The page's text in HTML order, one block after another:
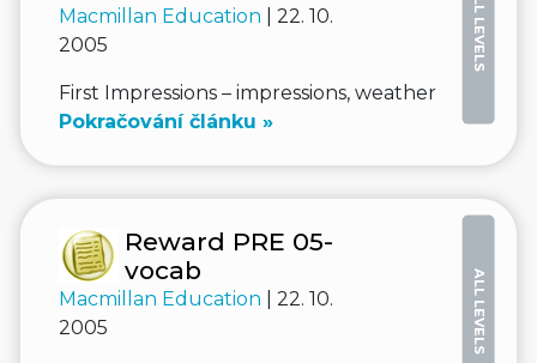
ALL LEVELS
Macmillan Education
| 22. 10.
2005
First Impressions – impressions, weather
Pokračování článku »
ALL LEVELS
Reward PRE 05-
vocab
Macmillan Education
| 22. 10.
2005